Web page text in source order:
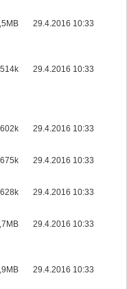
29.4.2016 10:33
514k 29.4.2016 10:33
602k 29.4.2016 10:33
675k 29.4.2016 10:33
628k 29.4.2016 10:33
29.4.2016 10:33
29.4.2016 10:33